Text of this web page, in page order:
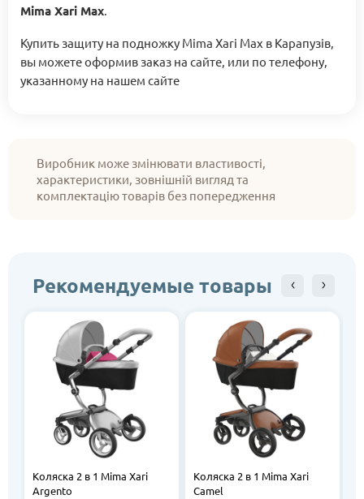
Mima Xari Max.
Купить защиту на подножку Mima Xari Max в Карапузів,
вы можете оформив заказ на сайте, или по телефону,
указанному на нашем сайте
Виробник може змінювати властивості,
характеристики, зовнішній вигляд та
комплектацію товарів без попередження
Рекомендуемые товары
Коляска 2 в 1 Mima Xari
Argento
Коляска 2 в 1 Mima Xari
Camel